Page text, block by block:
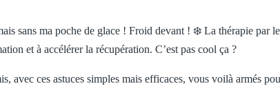
sans ma poche de glace ! Froid devant ! ❄️ La thérapie par
et à accélérer la récupération. C’est pas cool ça ?
avec ces astuces simples mais efficaces, vous voilà armés